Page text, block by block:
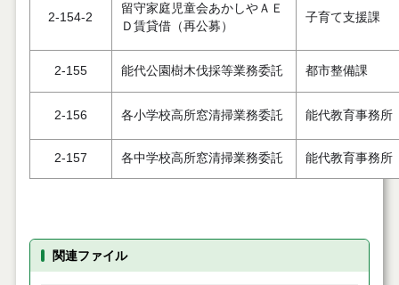
2-154-2
留守家庭児童会あかしやＡＥ
Ｄ賃貸借（再公募）
子育て支援課
2-155 能代公園樹木伐採等業務委託 都市整備課
2-156 各小学校高所窓清掃業務委託 能代教育事務所
2-157 各中学校高所窓清掃業務委託 能代教育事務所
関連ファイル